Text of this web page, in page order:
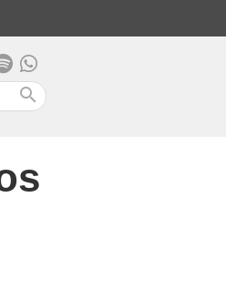
search